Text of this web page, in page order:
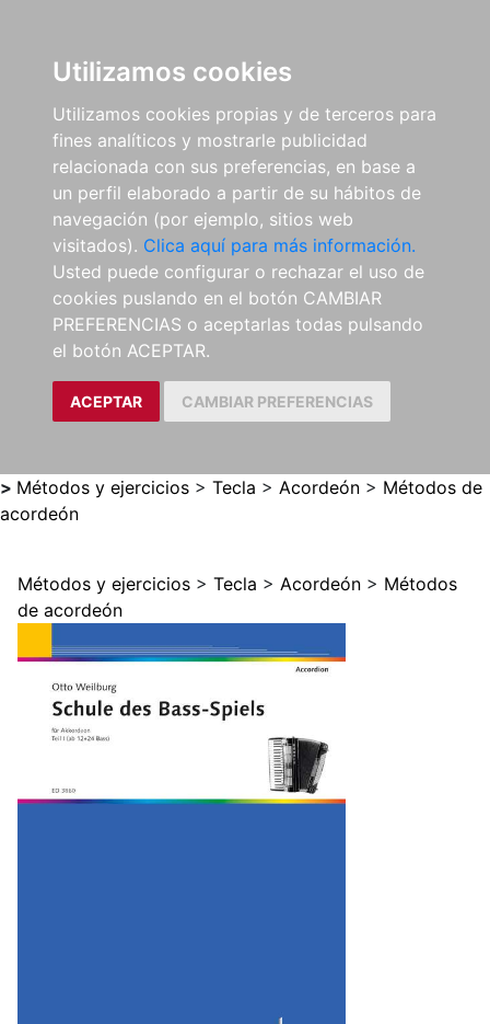
Utilizamos cookies
Utilizamos cookies propias y de terceros para
fines analíticos y mostrarle publicidad
relacionada con sus preferencias, en base a
un perfil elaborado a partir de su hábitos de
navegación (por ejemplo, sitios web
visitados). Clica aquí para más información.
Usted puede configurar o rechazar el uso de
cookies puslando en el botón CAMBIAR
PREFERENCIAS o aceptarlas todas pulsando
el botón ACEPTAR.
ACEPTAR CAMBIAR PREFERENCIAS
> Métodos y ejercicios > Tecla > Acordeón > Métodos de
acordeón
Métodos y ejercicios > Tecla > Acordeón > Métodos
de acordeón